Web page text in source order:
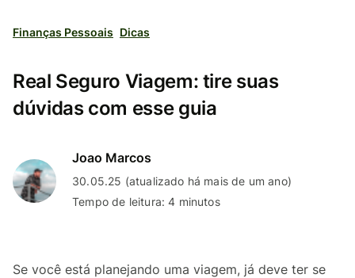
Finanças Pessoais Dicas
Real Seguro Viagem: tire suas
dúvidas com esse guia
Joao Marcos
30.05.25 (atualizado há mais de um ano)
Tempo de leitura: 4 minutos
Se você está planejando uma viagem, já deve ter se